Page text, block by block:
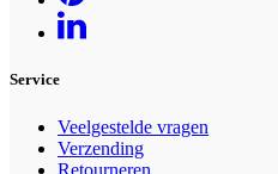
Service
Veelgestelde vragen
Verzending
Retourneren